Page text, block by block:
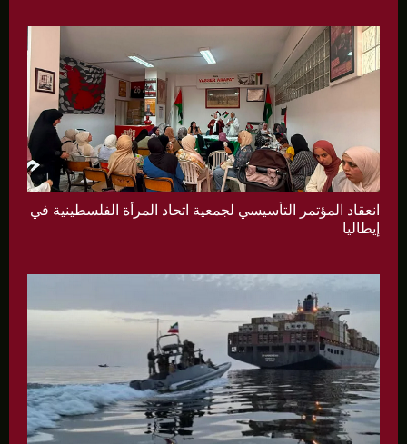
انعقاد المؤتمر التأسيسي لجمعية اتحاد المرأة الفلسطينية في
إيطاليا